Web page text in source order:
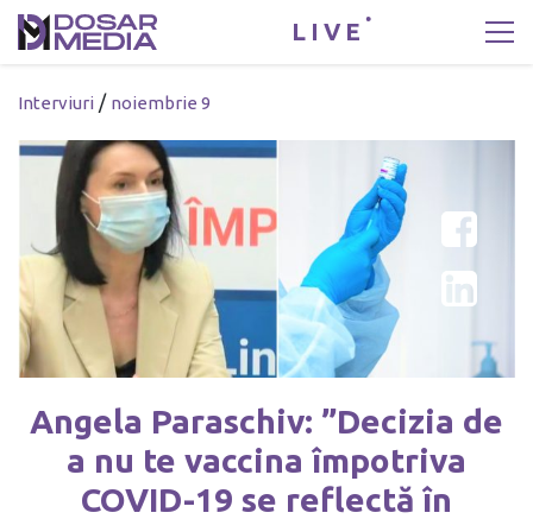
LIVE
Interviuri / noiembrie 9
Angela Paraschiv: ”Decizia de
a nu te vaccina împotriva
COVID-19 se reflectă în